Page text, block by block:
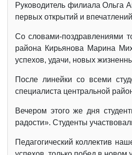
Руководитель филиала Ольга
первых открытий и
Со словами-поздравлениями
района Кирьянова Марина
успехов, удачи, новых
После линейки со всеми
специалиста центральной
Вечером этого же дня
радости». Студенты
Педагогический коллектив